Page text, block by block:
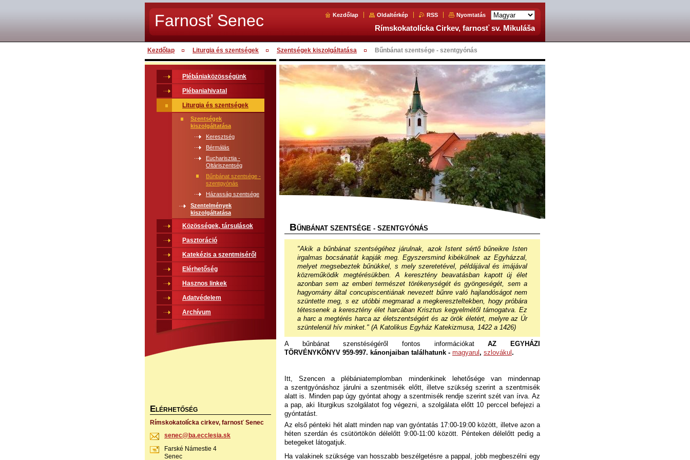
Farnosť Senec Kezdőlap Oldaltérkép RSS Nyomtatás
Rímskokatolícka Cirkev, farnosť sv. Mikuláša
Kezdőlap Liturgia és szentségek Szentségek kiszolgáltatása Bűnbánat szentsége - szentgyónás
BŰNBÁNAT SZENTSÉGE - SZENTGYÓNÁS
"Akik a bűnbánat szentségéhez járulnak, azok Istent sértő bűneikre Isten
irgalmas bocsánatát kapják meg. Egyszersmind kibékülnek az Egyházzal,
melyet megsebeztek bűnükkel, s mely szeretetével, példájával és imájával
közreműködik megtérésükben. A keresztény beavatásban kapott új élet
azonban sem az emberi természet törékenységét és gyöngeségét, sem a
hagyomány által concupiscentiának nevezett bűnre való hajlandóságot nem
szüntette meg, s ez utóbbi megmarad a megkereszteltekben, hogy próbára
tétessenek a keresztény élet harcában Krisztus kegyelmétől támogatva. Ez
a harc a megtérés harca az életszentségért és az örök életért, melyre az Úr
szüntelenül hív minket." (A Katolikus Egyház Katekizmusa, 1422 a 1426)
A bűnbánat szenstéségéről fontos információkatAZ EGYHÁZI
TÖRVÉNYKÖNYV 959-997. kánonjaiban találhatunk - magyarul , szlovákul .
Itt, Szencen a plébániatemplomban mindenkinek lehetősége van mindennap
a szentgyónáshoz járulni a szentmisék előtt, illetve szükség szerint a szentmisék
alatt is. Minden pap úgy gyóntat ahogy a szentmisék rendje szerint szét van írva. Az
a pap, aki liturgikus szolgálatot fog végezni, a szolgálata előtt 10 perccel befejezi a
gyóntatást.
Az első pénteki hét alatt minden nap van gyóntatás 17:00-19:00 között, illetve azon a
héten szerdán és csütörtökön délelőtt 9:00-11:00 között. Pénteken délelőtt pedig a
betegeket látogatjuk.
Ha valakinek szüksége van hosszabb beszélgetésre a pappal, jobb megbeszélni egy
Plébániaközösségünk
Plébaniahivatal
Liturgia és szentségek
Szentségek
kiszolgáltatása
Keresztség
Bérmálás
Eucharisztia -
Oltáriszentség
Bűnbánat szentsége -
szentgyónás
Házasság szentsége
Szentelmények
kiszolgáltatása
Közösségek, társulások
Pasztoráció
Katekézis a szentmiséről
Elérhetőség
Hasznos linkek
Adatvédelem
Archívum
ELÉRHETŐSÉG
Rímskokatolícka cirkev, farnosť Senec
senec@ba.ecclesia.sk
Farské Námestie 4
Senec